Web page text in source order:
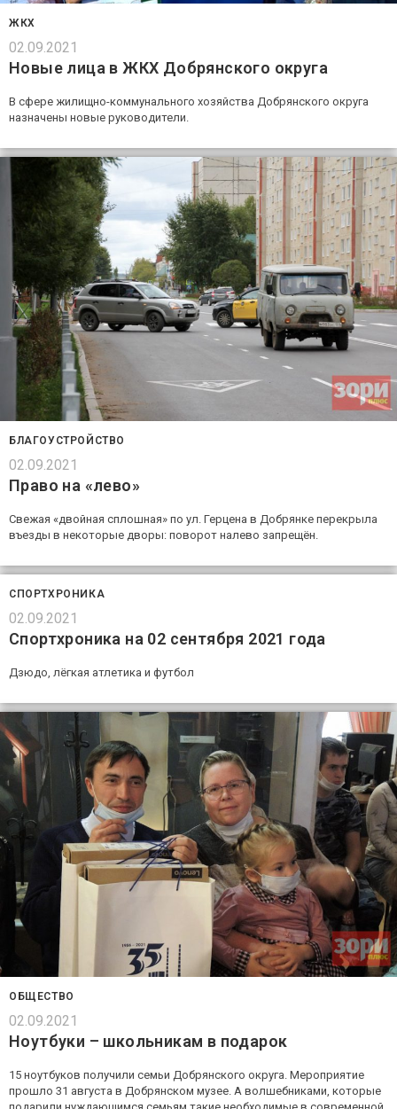
ЖКХ
02.09.2021
Новые лица в ЖКХ Добрянского округа
В сфере жилищно-коммунального хозяйства Добрянского округа
назначены новые руководители.
БЛАГОУСТРОЙСТВО
02.09.2021
Право на «лево»
Свежая «двойная сплошная» по ул. Герцена в Добрянке перекрыла
въезды в некоторые дворы: поворот налево запрещён.
СПОРТХРОНИКА
02.09.2021
Спортхроника на 02 сентября 2021 года
Дзюдо, лёгкая атлетика и футбол
ОБЩЕСТВО
02.09.2021
Ноутбуки – школьникам в подарок
15 ноутбуков получили семьи Добрянского округа. Мероприятие
прошло 31 августа в Добрянском музее. А волшебниками, которые